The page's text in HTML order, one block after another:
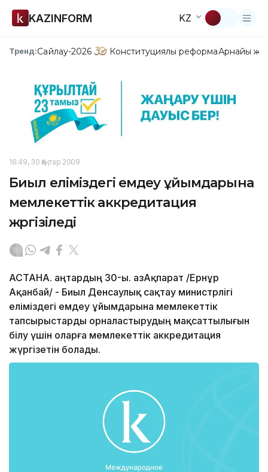
KAZINFORM KZ
Тренд:Сайлау-2026 Конституциялық реформаАрнайы
16:49, 30 Қаңтар 2009
Биыл еліміздегі емдеу ұйымдарына
мемлекеттік аккредитация
жүргізіледі
АСТАНА. Қаңтардың 30-ы. ҚазАқпарат /Ернұр
Ақанбай/ - Биыл Денсаулық сақтау министрлігі
еліміздегі емдеу ұйымдарына мемлекеттік
тапсырыстарды орналастырудың мақсаттылығын
білу үшін оларға мемлекеттік аккредитация
жүргізетін болады.